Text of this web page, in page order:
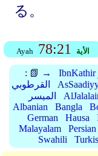
る。
Ayah 78:21 الأية
: 📗 →
القرطوبي
الميسر
Albanian
Bangla
German
Hausa
Malayalam
Persian
Swahili